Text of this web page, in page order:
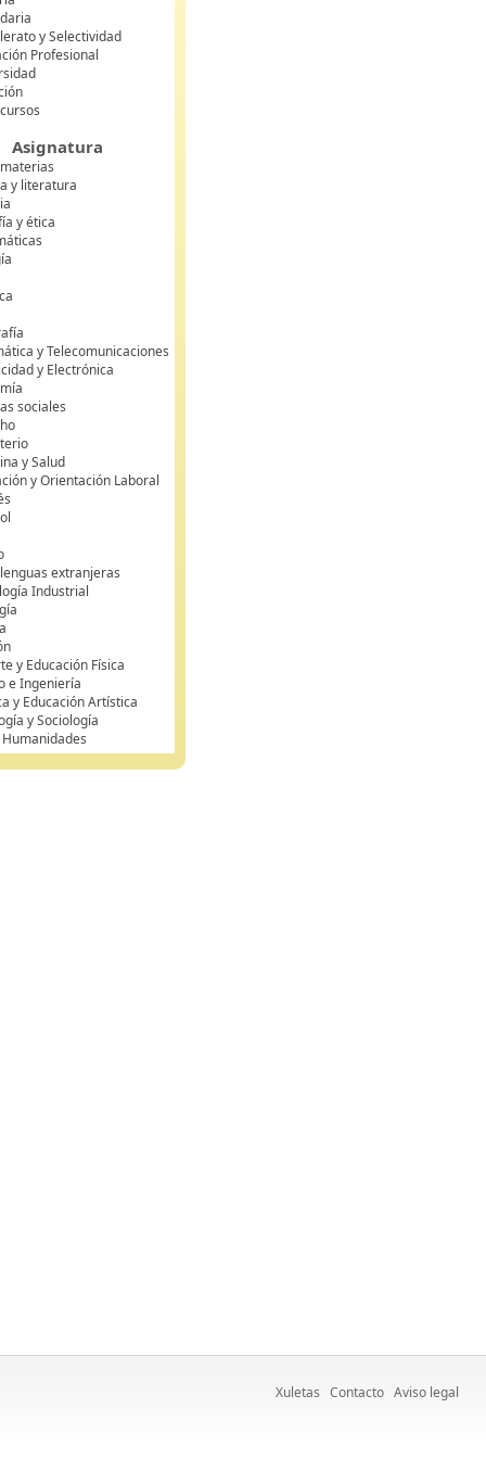
y Selectividad
Profesional
Asignatura
y literatura
y ética
y Telecomunicaciones
y Electrónica
sociales
y Salud
y Orientación Laboral
extranjeras
Industrial
y Educación Física
e Ingeniería
y Educación Artística
y Sociología
Xuletas Contacto Aviso legal